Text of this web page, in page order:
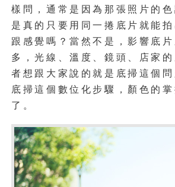
樣問，通常是因為那張照片的
是真的只要用同一捲底片就能
跟感覺嗎？當然不是，影響底
多，光線、溫度、鏡頭、店家
者想跟大家說的就是底掃這個
底掃這個數位化步驟，顏色的
了。